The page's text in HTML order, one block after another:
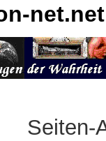
net.net
Seiten-